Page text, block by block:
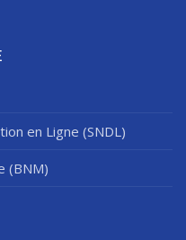
en Ligne (SNDL)
(BNM)